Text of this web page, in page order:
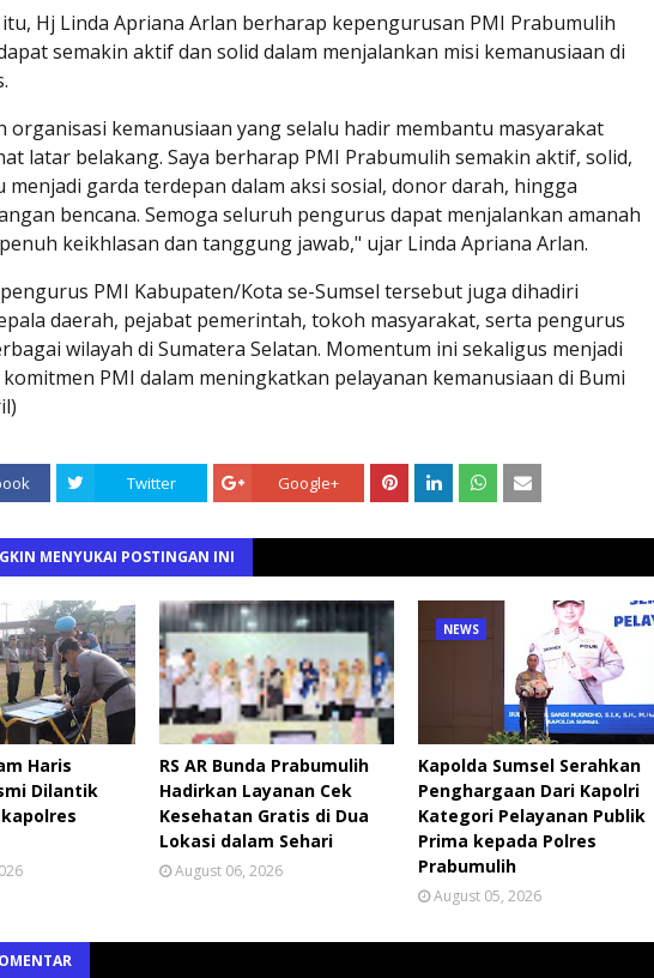
Hj Linda Apriana Arlan berharap kepengurusan PMI Prabumulih
semakin aktif dan solid dalam menjalankan misi kemanusiaan di
organisasi kemanusiaan yang selalu hadir membantu masyarakat
latar belakang. Saya berharap PMI Prabumulih semakin aktif, solid,
menjadi garda terdepan dalam aksi sosial, donor darah, hingga
bencana. Semoga seluruh pengurus dapat menjalankan amanah
keikhlasan dan tanggung jawab," ujar Linda Apriana Arlan.
PMI Kabupaten/Kota se-Sumsel tersebut juga dihadiri
daerah, pejabat pemerintah, tokoh masyarakat, serta pengurus
wilayah di Sumatera Selatan. Momentum ini sekaligus menjadi
PMI dalam meningkatkan pelayanan kemanusiaan di Bumi
Twitter Google+
MENYUKAI POSTINGAN INI
Haris
Dilantik
RS AR Bunda Prabumulih
Hadirkan Layanan Cek
Kesehatan Gratis di Dua
Lokasi dalam Sehari
August 06, 2026
NEWS
Kapolda Sumsel Serahkan
Penghargaan Dari Kapolri
Kategori Pelayanan Publik
Prima kepada Polres
Prabumulih
August 05, 2026